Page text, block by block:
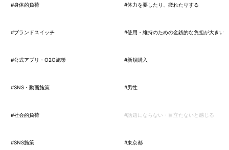
#身体的負荷 #体力を要したり、疲れたりする
#ブランドスイッチ #使用・維持のための金銭的な負担が大きい
#公式アプリ・O2O施策 #新規購入
#SNS・動画施策 #男性
#社会的負荷 #話題にならない・目立たないと感じる
#SNS施策 #東京都